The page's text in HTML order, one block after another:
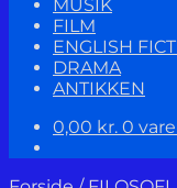
MUSIK
FILM
ENGLISH
DRAMA
ANTIKKEN
0,00 kr. 0